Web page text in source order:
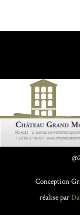
Conception
réalise par